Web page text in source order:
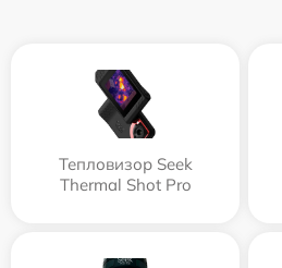
Тепловизор Seek
Thermal Shot Pro